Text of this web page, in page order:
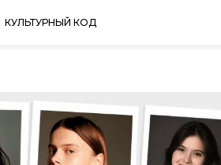
КУЛЬТУРНЫЙ КОД